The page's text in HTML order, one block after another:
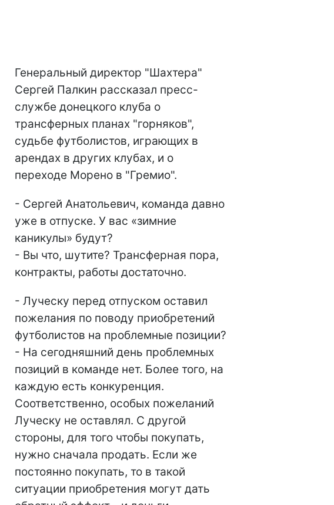
Генеральный директор "Шахтера"
Сергей Палкин рассказал пресс-
службе донецкого клуба о
трансферных планах "горняков",
судьбе футболистов, играющих в
арендах в других клубах, и о
переходе Морено в "Гремио".
- Сергей Анатольевич, команда давно
уже в отпуске. У вас «зимние
каникулы» будут?
- Вы что, шутите? Трансферная пора,
контракты, работы достаточно.
- Луческу перед отпуском оставил
пожелания по поводу приобретений
футболистов на проблемные позиции?
- На сегодняшний день проблемных
позиций в команде нет. Более того, на
каждую есть конкуренция.
Соответственно, особых пожеланий
Луческу не оставлял. С другой
стороны, для того чтобы покупать,
нужно сначала продать. Если же
постоянно покупать, то в такой
ситуации приобретения могут дать